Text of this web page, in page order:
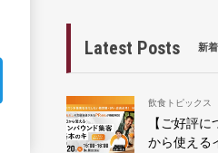
Latest Posts 新
飲食トピックス
【ご好評
から使える